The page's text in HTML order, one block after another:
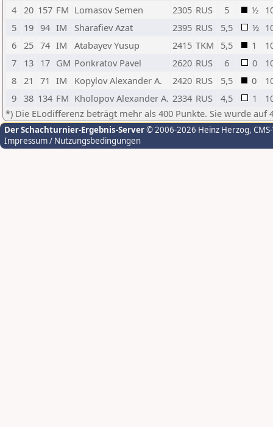
4
20 157 FM Lomasov Semen 2305 RUS 5 ½
5
19 94 IM Sharafiev Azat 2395 RUS 5,5 ½
6
25 74 IM Atabayev Yusup 2415 TKM 5,5 1
7
13 17 GM Ponkratov Pavel 2620 RUS 6 0
8
21 71 IM Kopylov Alexander A. 2420 RUS 5,5 0
9
38 134 FM Kholopov Alexander A. 2334 RUS 4,5 1
*) Die ELodifferenz beträgt mehr als 400 Punkte. Sie wurde auf
Der Schachturnier-Ergebnis-Server© 2006-2026 Heinz Herzog,
Impressum / Nutzungsbedingungen